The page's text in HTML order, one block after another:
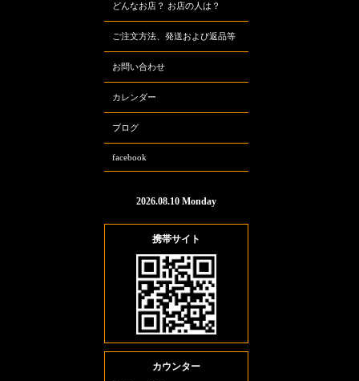
どんなお店？ お店の人は？
ご注文方法、発送および返品等
お問い合わせ
カレンダー
ブログ
facebook
2026.08.10 Monday
携帯サイト
カウンター